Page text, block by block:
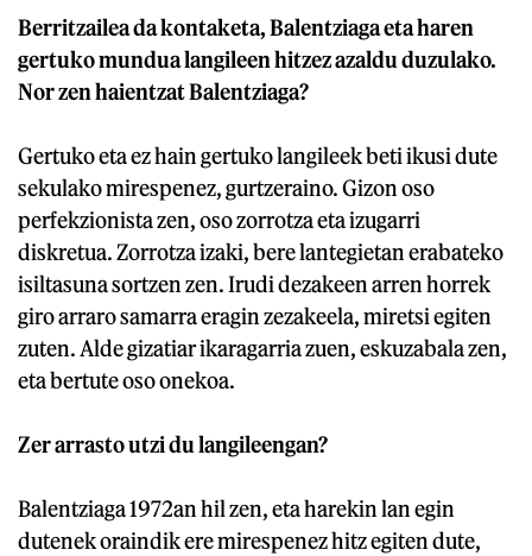
Berritzailea da kontaketa, Balentziaga eta haren
gertuko mundua langileen hitzez azaldu duzulako.
Nor zen haientzat Balentziaga?
Gertuko eta ez hain gertuko langileek beti ikusi dute
sekulako mirespenez, gurtzeraino. Gizon oso
perfekzionista zen, oso zorrotza eta izugarri
diskretua. Zorrotza izaki, bere lantegietan erabateko
isiltasuna sortzen zen. Irudi dezakeen arren horrek
giro arraro samarra eragin zezakeela, miretsi egiten
zuten. Alde gizatiar ikaragarria zuen, eskuzabala zen,
eta bertute oso onekoa.
Zer arrasto utzi du langileengan?
Balentziaga 1972an hil zen, eta harekin lan egin
dutenek oraindik ere mirespenez hitz egiten dute,